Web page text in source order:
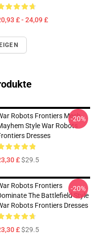
£ - 24,09 £
Robots Frontiers Mech
Style War Robots
Dresses
£$29.5
-20%
Robots Frontiers
The Battlefield Style
Robots Frontiers Dresses
£$29.5
-20%